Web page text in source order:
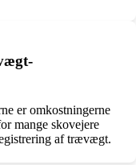
er omkostningerne
mange skovejere
af trævægt.